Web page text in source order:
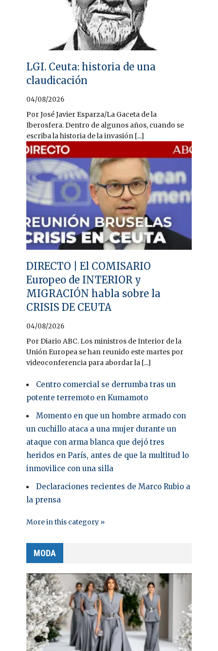
LGI. Ceuta: historia de una
claudicación
04/08/2026
Por José Javier Esparza/La Gaceta de la
Iberosfera. Dentro de algunos años, cuando se
escriba la historia de la invasión [...]
DIRECTO | El COMISARIO
Europeo de INTERIOR y
MIGRACIÓN habla sobre la
CRISIS DE CEUTA
04/08/2026
Por Diario ABC. Los ministros de Interior de la
Unión Europea se han reunido este martes por
videoconferencia para abordar la [...]
Centro comercial se derrumba tras un
potente terremoto en Kumamoto
Momento en que un hombre armado con
un cuchillo ataca a una mujer durante un
ataque con arma blanca que dejó tres
heridos en París, antes de que la multitud lo
inmovilice con una silla
Declaraciones recientes de Marco Rubio a
la prensa
More in this category »
MODA